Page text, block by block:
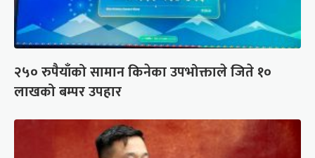
२५० रुपैयाँको सामान किनेका उपभोक्ताले जिते १०
लाखको बम्पर उपहार